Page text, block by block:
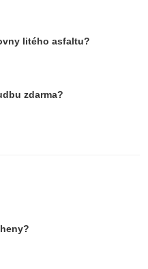
litého asfaltu?
zdarma?